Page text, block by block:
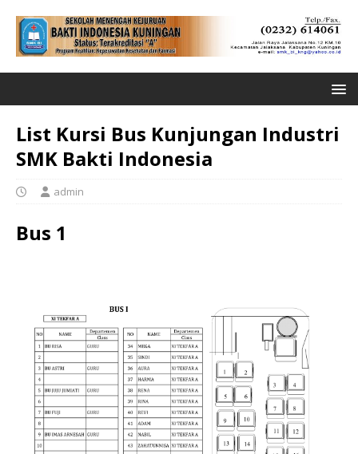
List Kursi Bus Kunjungan Industri
SMK Bakti Indonesia
admin
Bus 1